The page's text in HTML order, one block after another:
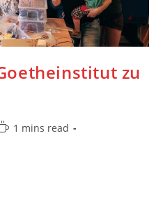
zu
1 mins read